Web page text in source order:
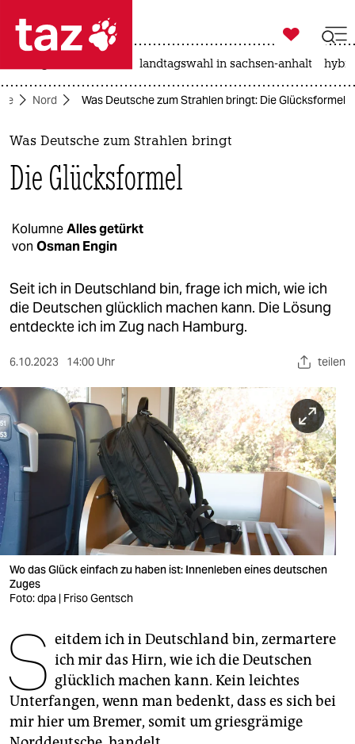
 taz zahl ich
taz zahl ich
themen
politik
gesellschaft
kultur
sport
berlin
nord
wahrheit
verlag
verlag
veranstaltungen
shop
fragen & hilfe
abo
genossenschaft
epaper login

taz zahl ich
landtagswahl in sachsen-anhalt
Nord Was Deutsche zum Strahlen bringt: Die Glücksformel
Was Deutsche zum Strahlen bringt
Die Glücksformel
KolumneAlles getürkt
von Osman Engin
Seit ich in Deutschland bin, frage ich mich, wie ich
die Deutschen glücklich machen kann. Die Lösung
entdeckte ich im Zug nach Hamburg.
6.10.2023 14:00 Uhr teilen
Wo das Glück einfach zu haben ist: Innenleben eines deutschen
Zuges
Foto: dpa | Friso Gentsch
S eitdem ich in Deutschland bin, zermartere
ich mir das Hirn, wie ich die Deutschen
glücklich machen kann. Kein leichtes
Unterfangen, wenn man bedenkt, dass es sich bei
mir hier um Bremer, somit um griesgrämige